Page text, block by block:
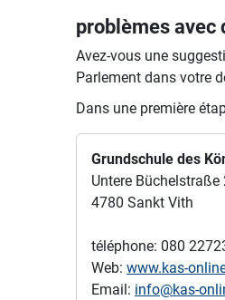
problèmes avec
Avez-vous une
Parlement dans votre
Dans une première
Grundschule des
Untere Büchelstraße
4780 Sankt Vith
téléphone: 080
Web: www.kas-
Email: info@kas-